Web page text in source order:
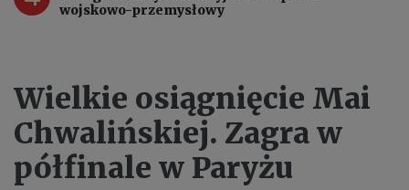
wojskowo-przemysłowy
Wielkie osiągnięcie Mai
Chwalińskiej. Zagra w
półfinale w Paryżu